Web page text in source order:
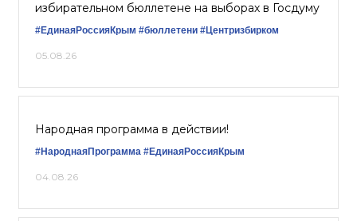
избирательном бюллетене на выборах в Госдуму
#ЕдинаяРоссияКрым #бюллетени #Центризбирком
05.08.26
Народная программа в действии!
#НароднаяПрограмма #ЕдинаяРоссияКрым
04.08.26